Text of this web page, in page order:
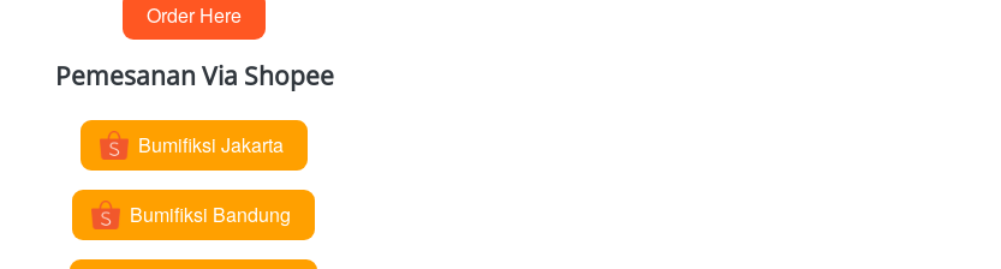
`
Order Here
Pemesanan Via Shopee
` Bumifiksi Jakarta
` Bumifiksi Bandung